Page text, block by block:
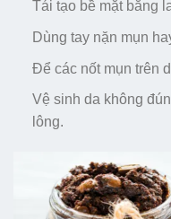
Tái tạo bề mặt bằng
Dùng tay nặn mụn
Để các nốt mụn trên
Vệ sinh da không
lông.